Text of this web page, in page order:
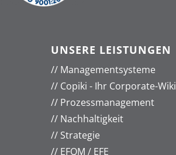
UNSERE LEISTUNGEN
// Managementsysteme
// Copiki - Ihr Corporate-Wiki
// Prozessmanagement
// Nachhaltigkeit
// Strategie
// EFQM / EFE